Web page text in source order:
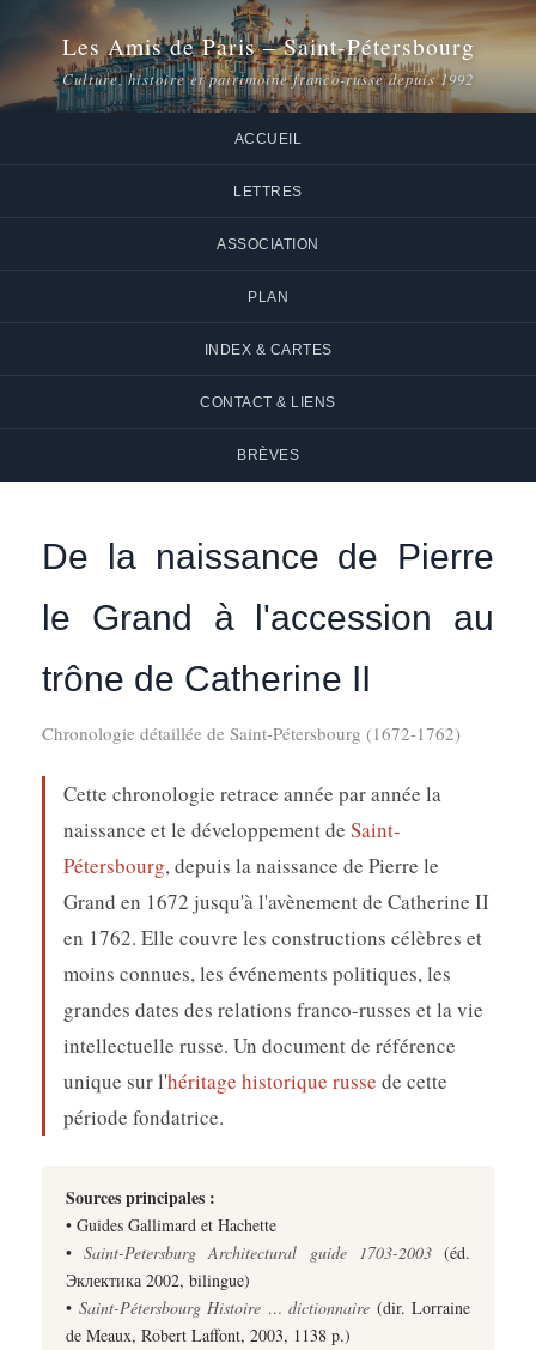
Les Amis de Paris – Saint-Pétersbourg
Culture, histoire et patrimoine franco-russe depuis 1992
ACCUEIL
LETTRES
ASSOCIATION
PLAN
INDEX & CARTES
CONTACT & LIENS
BRÈVES
De la naissance de Pierre
le Grand à l'accession au
trône de Catherine II
Chronologie détaillée de Saint-Pétersbourg (1672-1762)
Cette chronologie retrace année par année la
naissance et le développement de Saint-
Pétersbourg, depuis la naissance de Pierre le
Grand en 1672 jusqu'à l'avènement de Catherine II
en 1762. Elle couvre les constructions célèbres et
moins connues, les événements politiques, les
grandes dates des relations franco-russes et la vie
intellectuelle russe. Un document de référence
unique sur l'héritage historique russe de cette
période fondatrice.
Sources principales :
• Guides Gallimard et Hachette
•Saint-Petersburg Architectural guide 1703-2003(éd.
Эклектика 2002, bilingue)
• Saint-Pétersbourg Histoire … dictionnaire (dir. Lorraine
de Meaux, Robert Laffont, 2003, 1138 p.)